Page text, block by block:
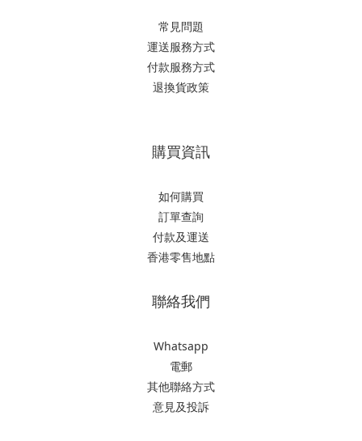
常見問題
運送服務方式
付款服務方式
退換貨政策
購買資訊
如何購買
訂單查詢
付款及運送
香港零售地點
聯絡我們
Whatsapp
電郵
其他聯絡方式
意見及投訴